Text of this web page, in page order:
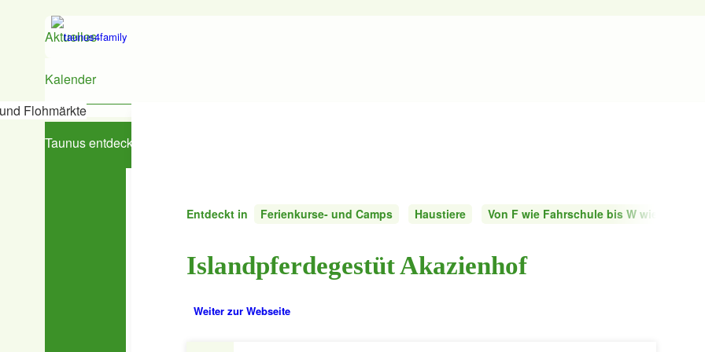
Aktuelles
Kalender
Flohmärkte
Taunus entdecken
Den Taunus entdecken
Ausflugs- & Freizeittipps
Beratung & Service
Essen & Trinken Lernen & Bildung
eintragen
Entdeckt in Ferienkurse- und Camps Haustiere Von F wie Fahrschule bis W wie
Islandpferdegestüt Akazienhof
Weiter zur Webseite